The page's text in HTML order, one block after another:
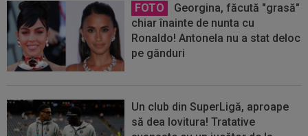
FOTO
Georgina, făcută "grasă"
chiar înainte de nunta cu
Ronaldo! Antonela nu a stat deloc
pe gânduri
Un club din SuperLigă, aproape
să dea lovitura! Tratative